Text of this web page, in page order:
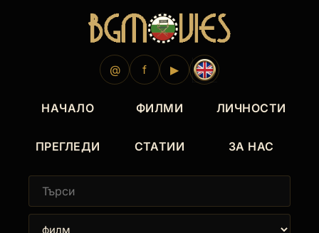
@ f ▶
НАЧАЛО ФИЛМИ ЛИЧНОСТИ
ПРЕГЛЕДИ СТАТИИ ЗА НАС